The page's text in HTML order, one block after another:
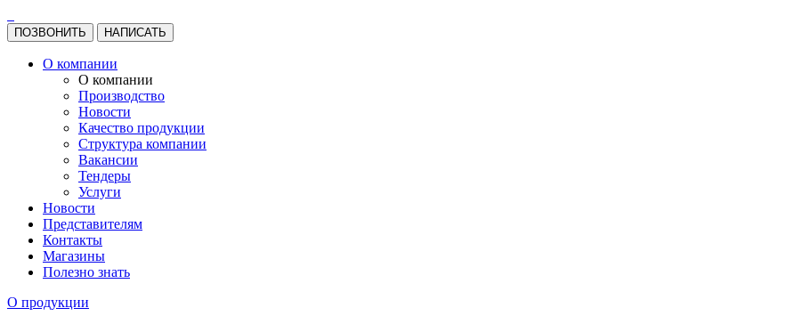
ПОЗВОНИТЬ НАПИСАТЬ
О компании
О компании
Производство
Новости
Качество продукции
Структура компании
Вакансии
Тендеры
Услуги
Новости
Представителям
Контакты
Магазины
Полезно знать
О продукции